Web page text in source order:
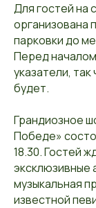
Для гостей на
организована
парковки до
Перед
указатели,
будет.
Грандиозное
Победе»
18.30. Гостей
эксклюзивные
музыкальная
известной